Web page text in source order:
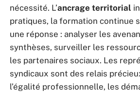
nécessité. L’ancrage territorial
pratiques, la formation continue
une réponse : analyser les
synthèses, surveiller les
les partenaires sociaux. Les
syndicaux sont des relais
l’égalité professionnelle, les